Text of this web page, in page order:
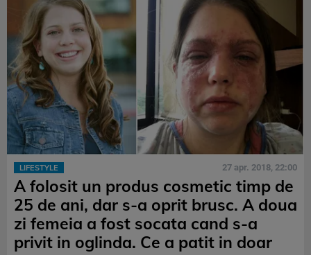
LIFESTYLE 27 apr. 2018, 22:00
A folosit un produs cosmetic timp de
25 de ani, dar s-a oprit brusc. A doua
zi femeia a fost socata cand s-a
privit in oglinda. Ce a patit in doar